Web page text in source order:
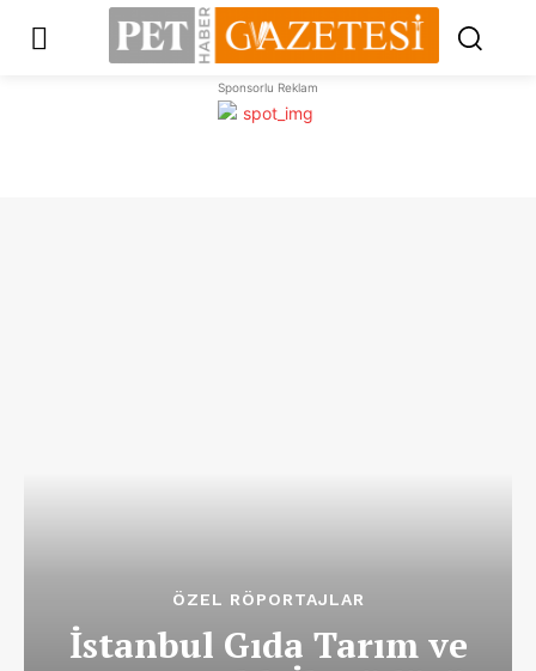
Sponsorlu Reklam
ÖZEL RÖPORTAJLAR
İstanbul Gıda Tarım ve